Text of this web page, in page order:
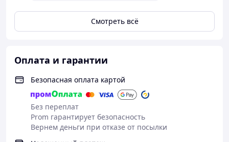
производитель Украина
Баул Kiborg 120 л – вместительный и надежный
транспортный баул для хранения и переноски личных
вещей, экипировки, одежды, спальника, каремата и
другого снаряжения.
Смотреть всё
Оплата и гарантии
Безопасная оплата картой
Без переплат
Prom гарантирует безопасность
Вернем деньги при отказе от посылки